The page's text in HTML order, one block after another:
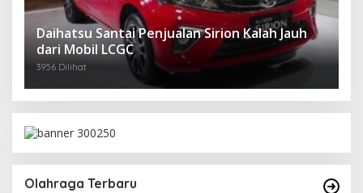
Daihatsu Santai Penjualan Sirion Kalah Jauh
dari Mobil LCGC
3956 Dilihat
Olahraga Terbaru